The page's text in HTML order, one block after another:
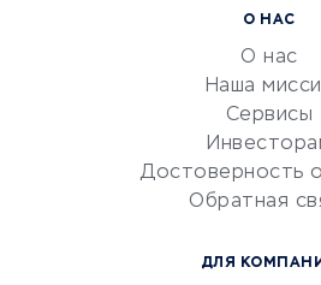
документооборот
Юридические компании
О НАС
О нас
Наша
Сервисы
Достоверность
Обратная
ДЛЯ